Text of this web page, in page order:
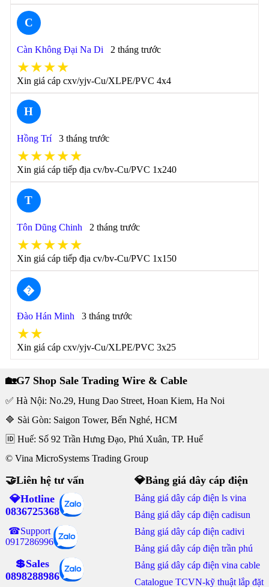
C
Càn Không Đại Na Di 2 tháng trước
★★★★
Xin giá cáp cxv/yjv-Cu/XLPE/PVC 4x4
H
Hồng Trí 3 tháng trước
★★★★★
Xin giá cáp tiếp địa cv/bv-Cu/PVC 1x240
T
Tôn Dũng Chinh 2 tháng trước
★★★★★
Xin giá cáp tiếp địa cv/bv-Cu/PVC 1x150
�
Đào Hán Minh 3 tháng trước
★★
Xin giá cáp cxv/yjv-Cu/XLPE/PVC 3x25
🏡G7 Shop Sale Trading Wire & Cable
✅ Hà Nội: No.29, Hung Dao Street, Hoan Kiem, Ha Noi
🔷 Sài Gòn: Saigon Tower, Bến Nghé, HCM
🆔 Huế: Số 92 Trần Hưng Đạo, Phú Xuân, TP. Huế
© Vina MicroSystems Trading Group
🤝Liên hệ tư vấn
💎Hotline
0836725368
☎Support
0917286996
💲Sales
0898288986
💎Bảng giá dây cáp điện
Bảng giá dây cáp điện ls vina
Bảng giá dây cáp điện cadisun
Bảng giá dây cáp điện cadivi
Bảng giá dây cáp điện trần phú
Bảng giá dây cáp điện vina cable
Catalogue TCVN-kỹ thuật lắp đặt